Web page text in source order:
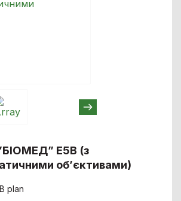
E5B (з
об’єктивами)
plan